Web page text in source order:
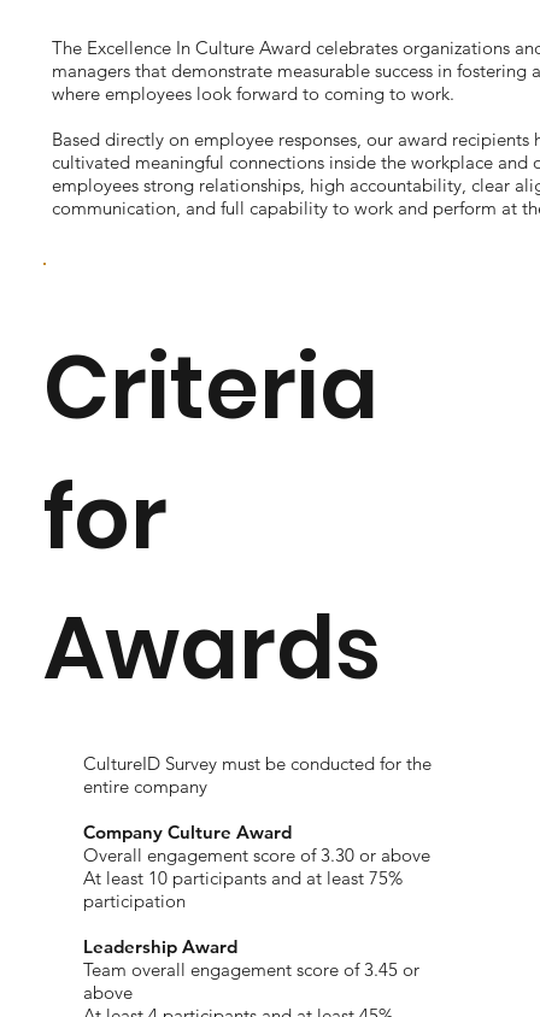
The Excellence In Culture Award celebrates organizations
managers that demonstrate measurable success in fostering
where employees look forward to coming to work.
Based directly on employee responses, our award recipients
cultivated meaningful connections inside the workplace and
employees strong relationships, high accountability, clear
communication, and full capability to work and perform at
CultureID Survey must be conducted for the
entire company
Company Culture Award
​Overall engagement score of 3.30 or above
At least 10 participants and at least 75%
participation
Leadership Award
Team overall engagement score of 3.45 or
above
Criteria
for
Awards